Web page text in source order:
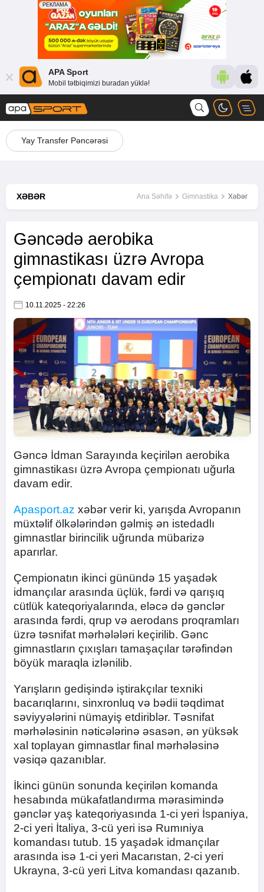
APA Sport
Mobil tətbiqimizi buradan yüklə!
Yay Transfer Pəncərəsi
XƏBƏR Ana Səhifə Gimnastika Xəbər
Gəncədə aerobika
gimnastikası üzrə Avropa
çempionatı davam edir
10.11.2025 - 22:26
Gəncə İdman Sarayında keçirilən aerobika
gimnastikası üzrə Avropa çempionatı uğurla
davam edir.
Apasport.az xəbər verir ki, yarışda Avropanın
müxtəlif ölkələrindən gəlmiş ən istedadlı
gimnastlar birincilik uğrunda mübarizə
aparırlar.
Çempionatın ikinci günündə 15 yaşadək
idmançılar arasında üçlük, fərdi və qarışıq
cütlük kateqoriyalarında, eləcə də gənclər
arasında fərdi, qrup və aerodans proqramları
üzrə təsnifat mərhələləri keçirilib. Gənc
gimnastların çıxışları tamaşaçılar tərəfindən
böyük maraqla izlənilib.
Yarışların gedişində iştirakçılar texniki
bacarıqlarını, sinxronluq və bədii təqdimat
səviyyələrini nümayiş etdiriblər. Təsnifat
mərhələsinin nəticələrinə əsasən, ən yüksək
xal toplayan gimnastlar final mərhələsinə
vəsiqə qazanıblar.
İkinci günün sonunda keçirilən komanda
hesabında mükafatlandırma mərasimində
gənclər yaş kateqoriyasında 1-ci yeri İspaniya,
2-ci yeri İtaliya, 3-cü yeri isə Rumıniya
komandası tutub. 15 yaşadək idmançılar
arasında isə 1-ci yeri Macarıstan, 2-ci yeri
Ukrayna, 3-cü yeri Litva komandası qazanıb.